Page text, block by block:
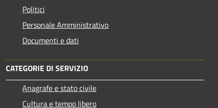
Politici
Personale Amministrativo
Documenti e dati
CATEGORIE DI SERVIZIO
Anagrafe e stato civile
Cultura e tempo libero